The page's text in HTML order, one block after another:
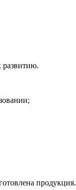
развитию.
продукция.